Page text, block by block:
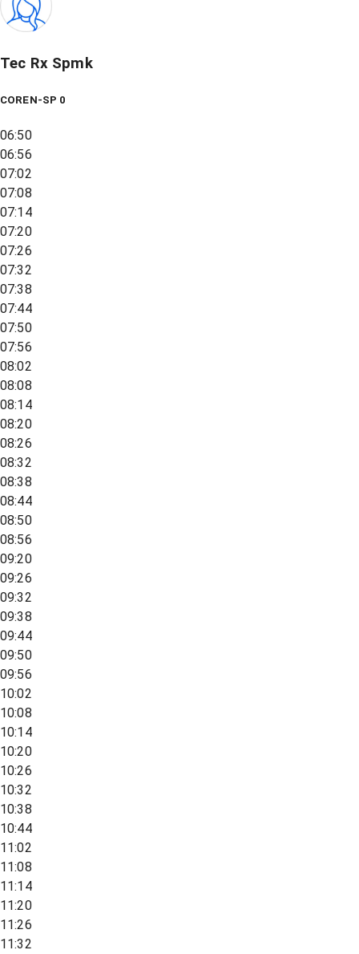
Tec Rx Spmk
COREN-SP 0
06:50
06:56
07:02
07:08
07:14
07:20
07:26
07:32
07:38
07:44
07:50
07:56
08:02
08:08
08:14
08:20
08:26
08:32
08:38
08:44
08:50
08:56
09:20
09:26
09:32
09:38
09:44
09:50
09:56
10:02
10:08
10:14
10:20
10:26
10:32
10:38
10:44
11:02
11:08
11:14
11:20
11:26
11:32